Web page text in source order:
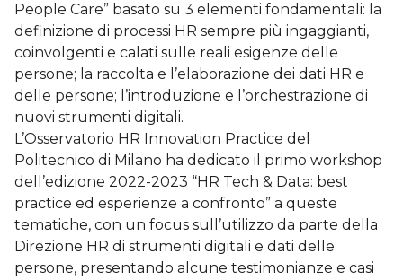
People Care” basato su 3 elementi fondamentali: la
definizione di processi HR sempre più ingaggianti,
coinvolgenti e calati sulle reali esigenze delle
persone; la raccolta e l’elaborazione dei dati HR e
delle persone; l’introduzione e l’orchestrazione di
nuovi strumenti digitali.
L’Osservatorio HR Innovation Practice del
Politecnico di Milano ha dedicato il primo workshop
dell’edizione 2022-2023 “HR Tech & Data: best
practice ed esperienze a confronto” a queste
tematiche, con un focus sull’utilizzo da parte della
Direzione HR di strumenti digitali e dati delle
persone, presentando alcune testimonianze e casi